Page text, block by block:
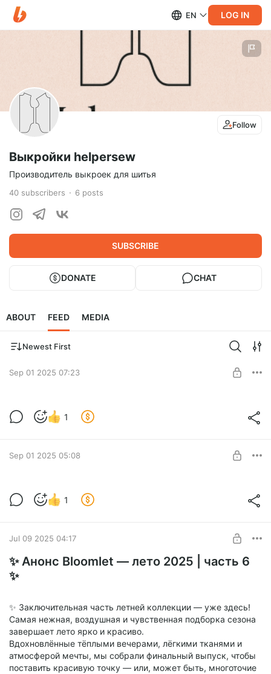
EN LOG IN
Follow
Выкройки helpersew
Производитель выкроек для шитья
40 subscribers 6 posts
SUBSCRIBE
DONATE CHAT
ABOUT FEED MEDIA
Newest First
Sep 01 2025 07:23
Line FW’25 ✨
1
Sep 01 2025 05:08
1
Jul 09 2025 04:17
✨ Анонс Bloomlet — лето 2025 | часть 6
✨
✨ Заключительная часть летней коллекции — уже здесь!
Самая нежная, воздушная и чувственная подборка сезона
завершает лето ярко и красиво.
Вдохновлённые тёплыми вечерами, лёгкими тканями и
атмосферой мечты, мы собрали финальный выпуск, чтобы
поставить красивую точку — или, может быть, многоточие